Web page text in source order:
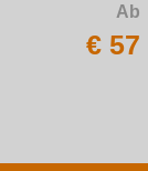
Ab
€ 57